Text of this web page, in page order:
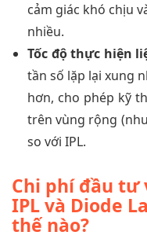
cảm giác khó chịu
nhiều.
Tốc độ thực hiện
tần số lặp lại xung
hơn, cho phép kỹ
trên vùng rộng
so với IPL.
Chi phí đầu tư
IPL và Diode
thế nào?